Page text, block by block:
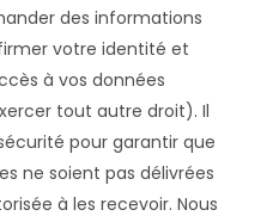
des informations
votre identité et
à vos données
tout autre droit). Il
pour garantir que
ne soient pas délivrées
à les recevoir. Nous